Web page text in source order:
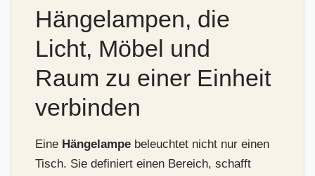
Hängelampen, die
Licht, Möbel und
Raum zu einer Einheit
verbinden
Eine Hängelampe beleuchtet nicht nur einen
Tisch. Sie definiert einen Bereich, schafft